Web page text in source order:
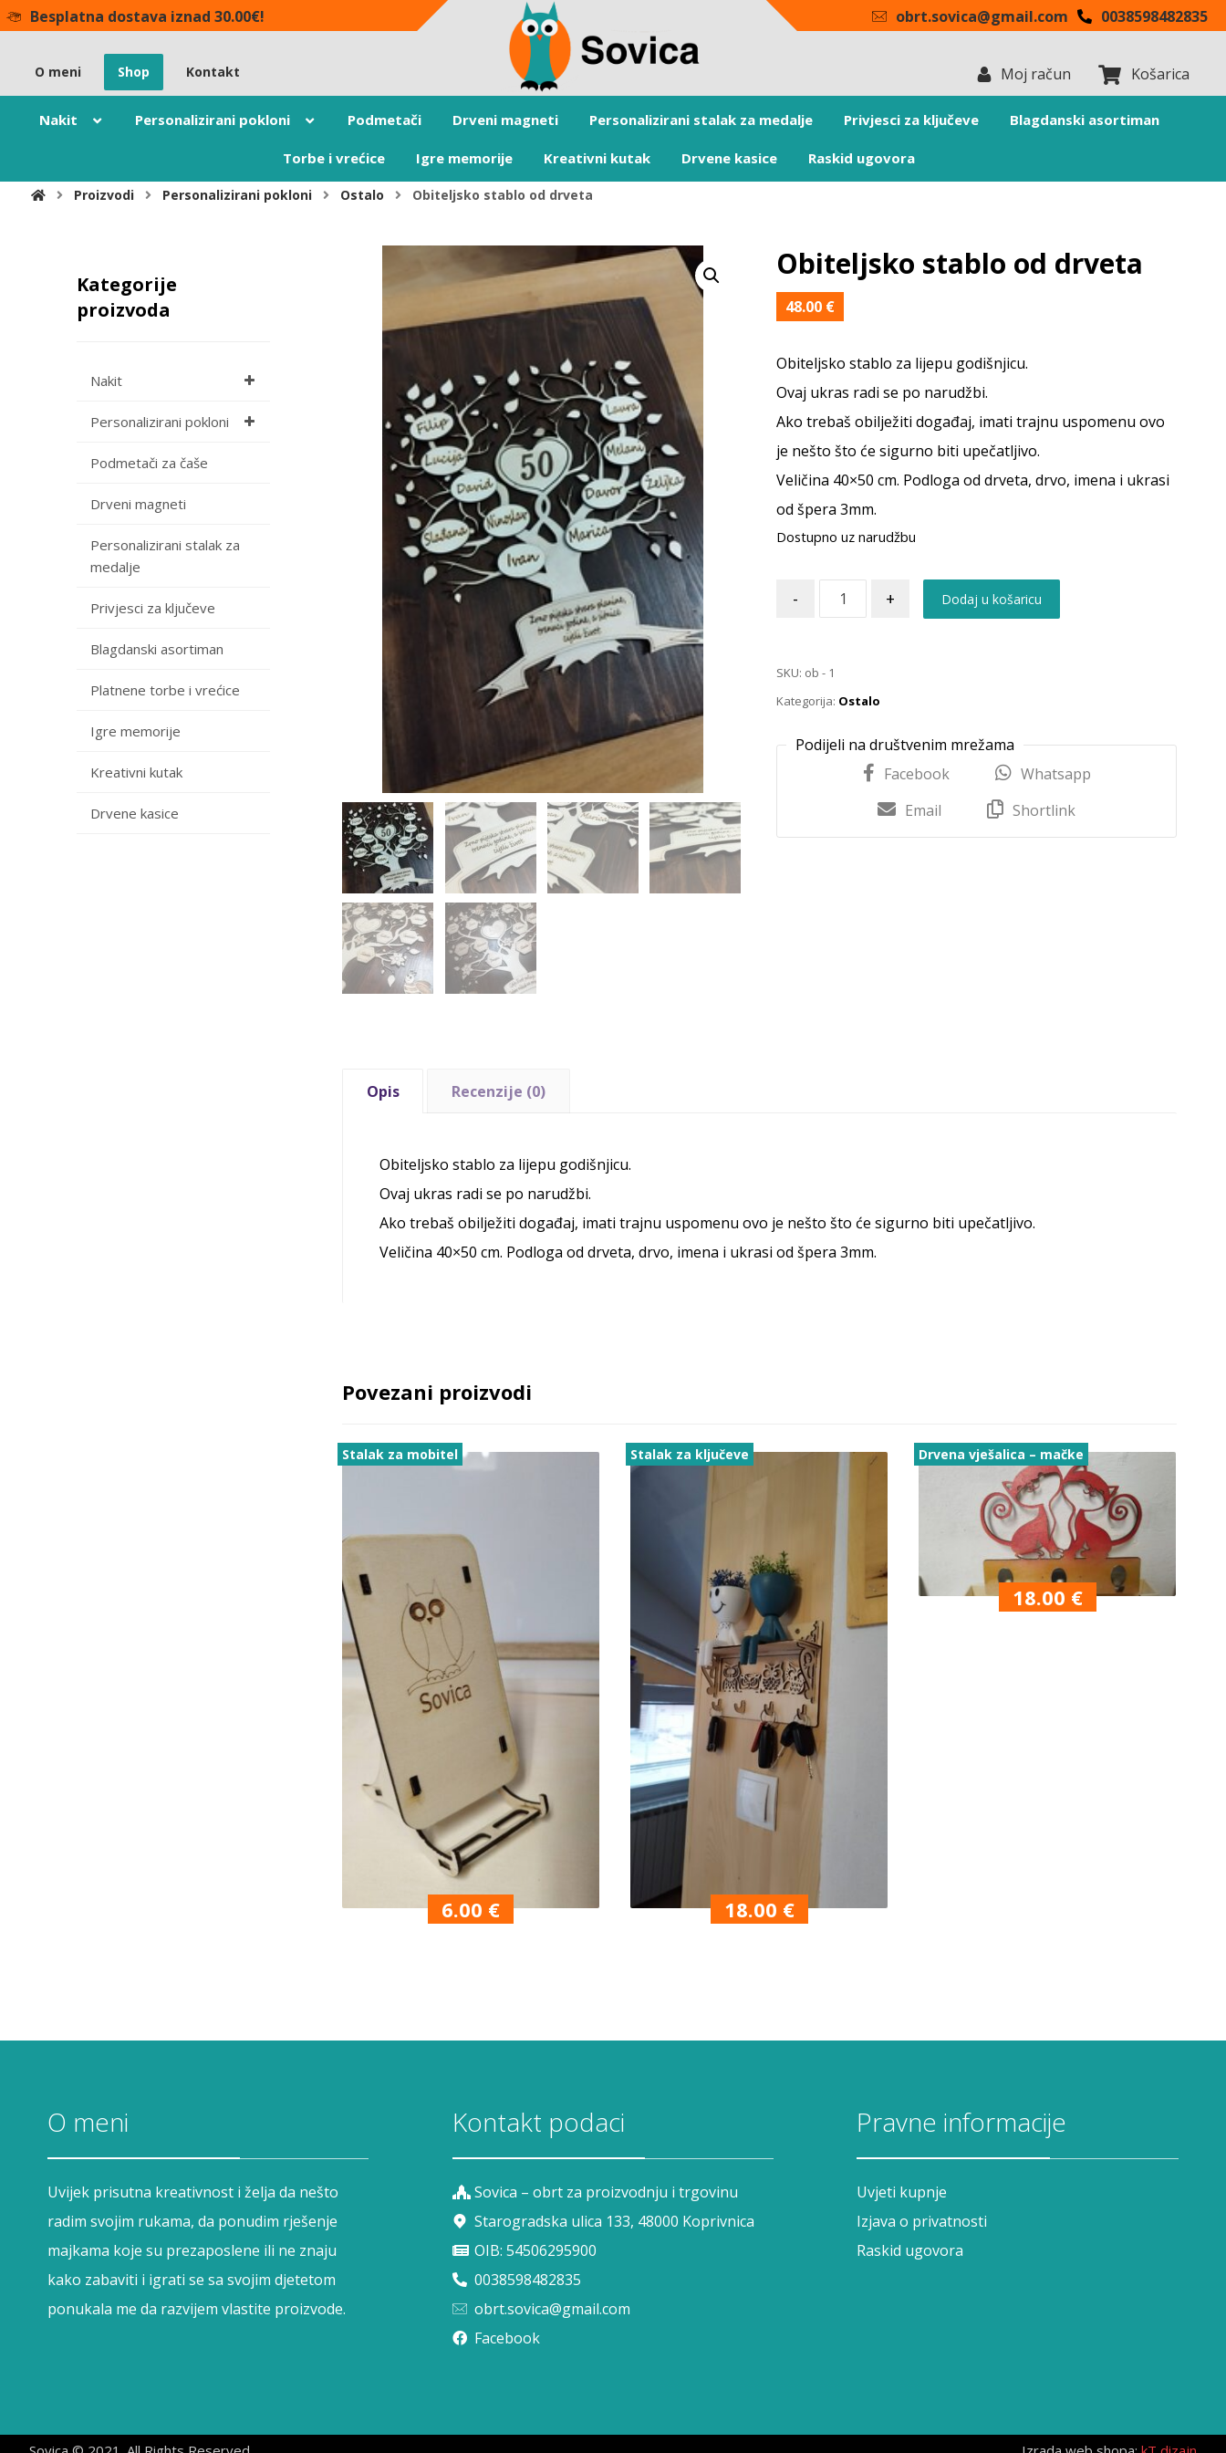
Besplatna dostava iznad 30.00€! 0038598482835
obrt.sovica@gmail.com
O meni Shop Kontakt Košarica
Moj račun
Nakit Personalizirani pokloni Podmetači Drveni magneti Personalizirani stalak za medalje Privjesci za ključeve Blagdanski asortiman
Torbe i vrećice Igre memorije Kreativni kutak Drvene kasice Raskid ugovora
Proizvodi Personalizirani pokloni Ostalo Obiteljsko stablo od drveta
Obiteljsko stablo od drveta
48.00 €
Obiteljsko stablo za lijepu godišnjicu.
Ovaj ukras radi se po narudžbi.
Ako trebaš obilježiti događaj, imati trajnu uspomenu ovo
je nešto što će sigurno biti upečatljivo.
Veličina 40×50 cm. Podloga od drveta, drvo, imena i ukrasi
od špera 3mm.
Dostupno uz narudžbu
- + Dodaj u košaricu
SKU: ob - 1
Kategorija: Ostalo
Facebook
Whatsapp
Email
Shortlink
Opis Recenzije (0)
Obiteljsko stablo za lijepu godišnjicu.
Ovaj ukras radi se po narudžbi.
Ako trebaš obilježiti događaj, imati trajnu uspomenu ovo je nešto što će sigurno biti upečatljivo.
Veličina 40×50 cm. Podloga od drveta, drvo, imena i ukrasi od špera 3mm.
Povezani proizvodi
Stalak za mobitel
6.00 €
Stalak za ključeve
18.00 €
Drvena vješalica – mačke
18.00 €
Kategorije
proizvoda
Nakit
Personalizirani pokloni
Podmetači za čaše
Drveni magneti
Personalizirani stalak za
medalje
Privjesci za ključeve
Blagdanski asortiman
Platnene torbe i vrećice
Igre memorije
Kreativni kutak
Drvene kasice
O meni
Uvijek prisutna kreativnost i želja da nešto
radim svojim rukama, da ponudim rješenje
majkama koje su prezaposlene ili ne znaju
kako zabaviti i igrati se sa svojim djetetom
ponukala me da razvijem vlastite proizvode.
Kontakt podaci
Sovica – obrt za proizvodnju i trgovinu
Starogradska ulica 133, 48000 Koprivnica
OIB: 54506295900
0038598482835
obrt.sovica@gmail.com
Facebook
Pravne informacije
Uvjeti kupnje
Izjava o privatnosti
Raskid ugovora